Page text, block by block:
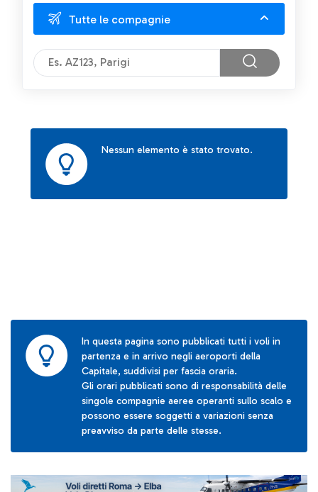
Tutte le compagnie
Nessun elemento è stato trovato.
In questa pagina sono pubblicati tutti i voli in
partenza e in arrivo negli aeroporti della
Capitale, suddivisi per fascia oraria.
Gli orari pubblicati sono di responsabilità delle
singole compagnie aeree operanti sullo scalo e
possono essere soggetti a variazioni senza
preavviso da parte delle stesse.